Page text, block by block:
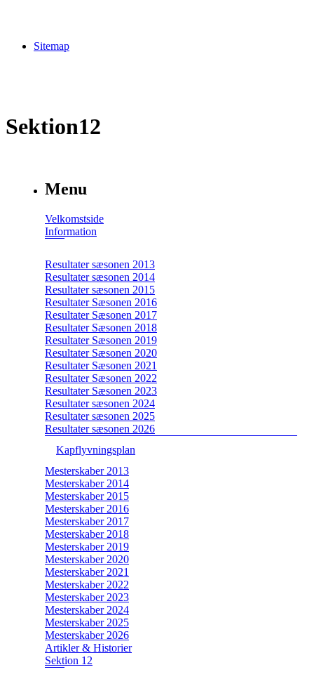
Sitemap
Sektion12
Menu
Velkomstside
Information
Resultater sæsonen 2013
Resultater sæsonen 2014
Resultater sæsonen 2015
Resultater Sæsonen 2016
Resultater Sæsonen 2017
Resultater Sæsonen 2018
Resultater Sæsonen 2019
Resultater Sæsonen 2020
Resultater Sæsonen 2021
Resultater Sæsonen 2022
Resultater Sæsonen 2023
Resultater sæsonen 2024
Resultater sæsonen 2025
Resultater sæsonen 2026
Kapflyvningsplan
Mesterskaber 2013
Mesterskaber 2014
Mesterskaber 2015
Mesterskaber 2016
Mesterskaber 2017
Mesterskaber 2018
Mesterskaber 2019
Mesterskaber 2020
Mesterskaber 2021
Mesterskaber 2022
Mesterskaber 2023
Mesterskaber 2024
Mesterskaber 2025
Mesterskaber 2026
Artikler & Historier
Sektion 12